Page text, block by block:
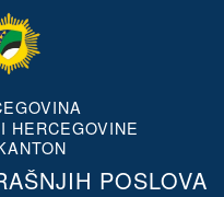
HERCEGOVINE
POSLOVA